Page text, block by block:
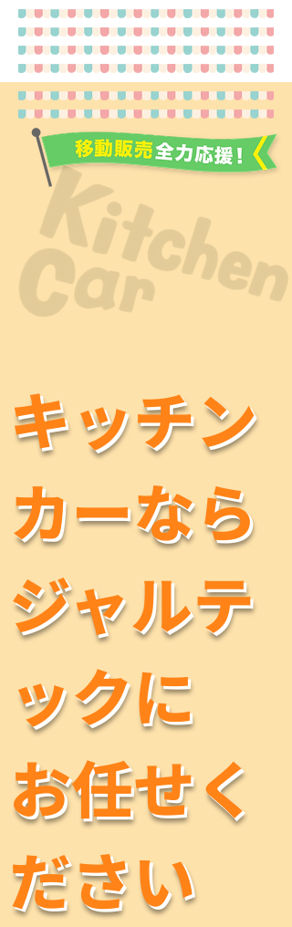
キッチン
カーなら
​ジャルテ
ックに
お任せく
ださい
キッチン
カーなら
​ジャルテ
ックに
お任せく
ださい